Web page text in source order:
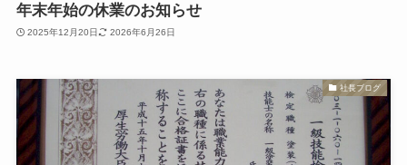
年末年始の休業のお知らせ
2025年12月20日 2026年6月26日
社長ブログ